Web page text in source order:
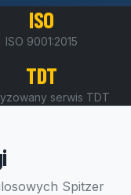
ISO
ISO 9001:2015
TDT
serwis TDT
Spitzer